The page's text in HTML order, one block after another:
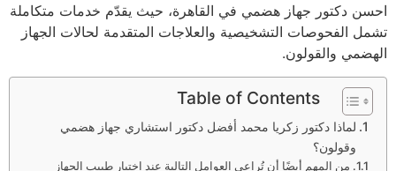
احسن دكتور جهاز هضمي في القاهرة، حيث يقدّم خدمات متكاملة
تشمل الفحوصات التشخيصية والعلاجات المتقدمة لحالات الجهاز
الهضمي والقولون.
Table of Contents
لماذا دكتور زكريا محمد أفضل دكتور استشاري جهاز هضمي
وقولون؟
من المهم أيضًا أن تُراعي العوامل التالية عند اختيار طبيب الجهاز